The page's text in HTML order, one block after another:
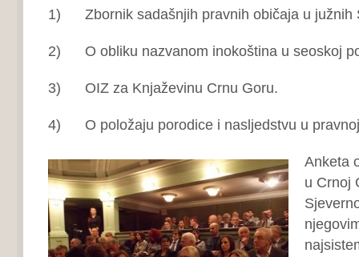
1) Zbornik sadašnjih pravnih običaja u južnih
2) O obliku nazvanom inokoština u seoskoj
3) OIZ za Knjaževinu Crnu Goru.
4) O položaju porodice i nasljedstvu u
Anketa
u Crnoj